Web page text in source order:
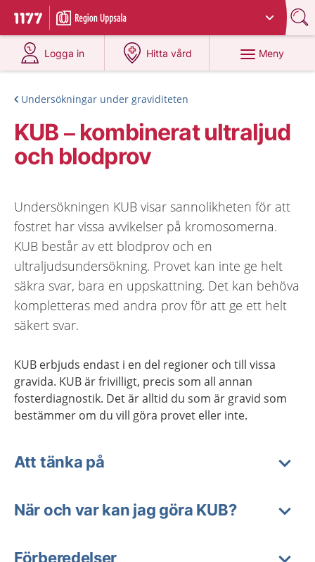
Till startsidan för 1177
Du har valt region
Logga in
på 1177.se
Hitta vård
på 1177.se
Meny
Undersökningar under graviditeten
KUB – kombinerat ultraljud
och blodprov
Undersökningen KUB visar sannolikheten för att
fostret har vissa avvikelser på kromosomerna.
KUB består av ett blodprov och en
ultraljudsundersökning. Provet kan inte ge helt
säkra svar, bara en uppskattning. Det kan behöva
kompletteras med andra prov för att ge ett helt
säkert svar.
KUB erbjuds endast i en del regioner och till vissa
gravida. KUB är frivilligt, precis som all annan
fosterdiagnostik. Det är alltid du som är gravid som
bestämmer om du vill göra provet eller inte.
Att tänka på
När och var kan jag göra KUB?
Förberedelser